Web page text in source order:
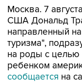
Москва. 7
США Дональд
направленный
туризма",
на роды с целью
ребенком
сообщается на